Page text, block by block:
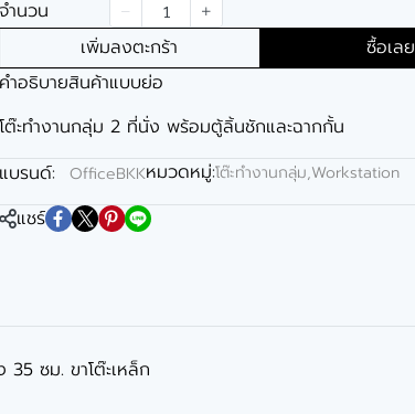
จำนวน
เพิ่มลงตะกร้า
ซื้อเลย
คำอธิบายสินค้าแบบย่อ
โต๊ะทำงานกลุ่ม 2 ที่นั่ง พร้อมตู้ลิ้นชักและฉากกั้น
แบรนด์:
OfficeBKKหมวดหมู่:โต๊ะทำงานกลุ่ม,Workstation
แชร์
ซม. ขาโต๊ะเหล็ก